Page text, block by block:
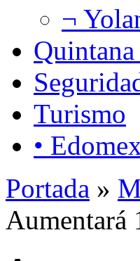
¬
Turismo
•
Portada »
Aumentará